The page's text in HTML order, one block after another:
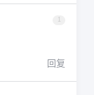
回复